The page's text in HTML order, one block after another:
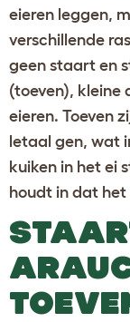
eieren leggen,
verschillende
geen staart en
(toeven), kleine
eieren. Toeven
letaal gen, wat
kuiken in het ei
houdt in dat